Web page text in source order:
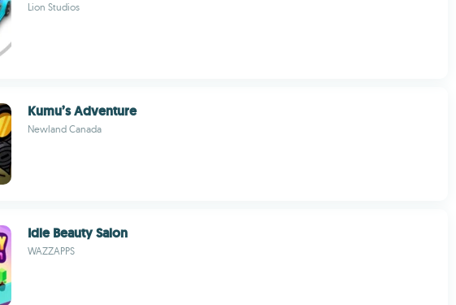
Lion Studios
Kumu’s Adventure
Newland Canada
Idle Beauty Salon
WAZZAPPS